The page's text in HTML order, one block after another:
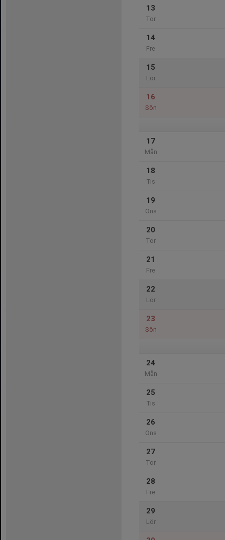
13
Tor
14
Fre
15
Lör
16
Sön
17
Mån
18
Tis
19
Ons
20
Tor
21
Fre
22
Lör
23
Sön
24
Mån
25
Tis
26
Ons
27
Tor
28
Fre
29
Lör